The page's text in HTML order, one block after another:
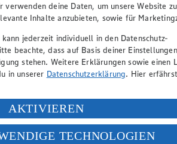
verwenden deine Daten, um unsere Website zu
Inhalte anzubieten, sowie für
jederzeit individuell in den Datenschutz-
beachte, dass auf Basis deiner
stehen. Weitere Erklärungen sowie einen
in unserer Datenschutzerklärung. Hier
Daten in den USA durch Facebook und
du im Sinne des Art. 49 Abs. 1 Satz 1 lit.
werden. Der EuGH sieht die USA als
AKTIVIEREN
TECHNOLOGIEN